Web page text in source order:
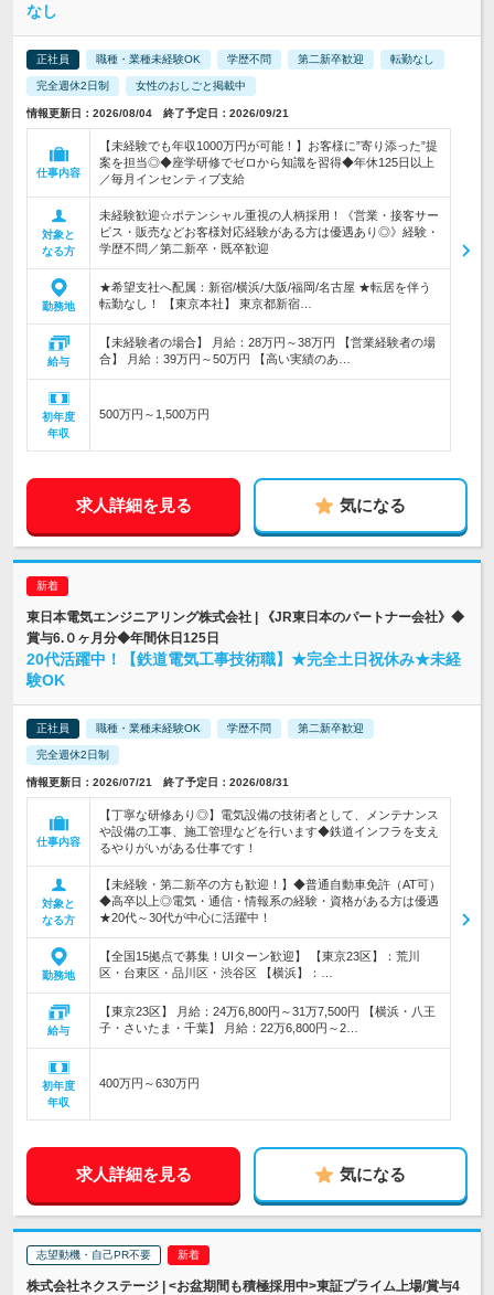
なし
正社員 職種・業種未経験OK 学歴不問 第二新卒歓迎 転勤なし
完全週休2日制 女性のおしごと掲載中
情報更新日：2026/08/04 終了予定日：2026/09/21
仕事内容
【未経験でも年収1000万円が可能！】お客様に”寄り添った”提
案を担当◎◆座学研修でゼロから知識を習得◆年休125日以上
／毎月インセンティブ支給
対象と
なる方
未経験歓迎☆ポテンシャル重視の人柄採用！《営業・接客サー
ビス・販売などお客様対応経験がある方は優遇あり◎》経験・
学歴不問／第二新卒・既卒歓迎
勤務地
★希望支社へ配属：新宿/横浜/大阪/福岡/名古屋 ★転居を伴う
転勤なし！ 【東京本社】 東京都新宿…
給与
【未経験者の場合】 月給：28万円～38万円 【営業経験者の場
合】 月給：39万円～50万円 【高い実績のあ…
初年度
年収
500万円～1,500万円
求人詳細を見る 気になる
東日本電気エンジニアリング株式会社 | 《JR東日本のパートナー会社》◆
賞与6.０ヶ月分◆年間休日125日
20代活躍中！【鉄道電気工事技術職】★完全土日祝休み★未経
験OK
正社員 職種・業種未経験OK 学歴不問 第二新卒歓迎
完全週休2日制
情報更新日：2026/07/21 終了予定日：2026/08/31
仕事内容
【丁寧な研修あり◎】電気設備の技術者として、メンテナンス
や設備の工事、施工管理などを行います◆鉄道インフラを支え
るやりがいがある仕事です！
対象と
なる方
【未経験・第二新卒の方も歓迎！】◆普通自動車免許（AT可）
◆高卒以上◎電気・通信・情報系の経験・資格がある方は優遇
★20代～30代が中心に活躍中！
勤務地
【全国15拠点で募集！UIターン歓迎】 【東京23区】：荒川
区・台東区・品川区・渋谷区 【横浜】：…
給与
【東京23区】 月給：24万6,800円～31万7,500円 【横浜・八王
子・さいたま・千葉】 月給：22万6,800円～2…
初年度
年収
400万円～630万円
求人詳細を見る 気になる
志望動機・自己PR不要
株式会社ネクステージ | <お盆期間も積極採用中>東証プライム上場/賞与4